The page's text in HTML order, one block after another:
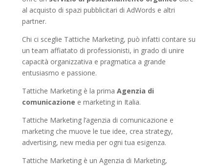
al acquisto di spazi pubblicitari di AdWords e altri
partner.
Chi ci sceglie Tattiche Marketing, può infatti contare su
un team affiatato di professionisti, in grado di unire
capacità organizzativa e pragmatica a grande
entusiasmo e passione.
Tattiche Marketing è la prima Agenzia di
comunicazione e marketing in Italia.
Tattiche Marketing l’agenzia di comunicazione e
marketing che muove le tue idee, crea strategy,
advertising, new media per ogni tua esigenza.
Tattiche Marketing è un Agenzia di Marketing,